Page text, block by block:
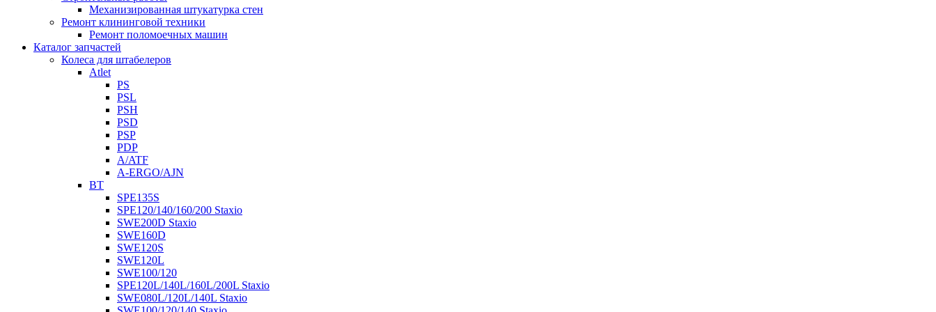
Механизированная штукатурка стен
Ремонт клининговой техники
Ремонт поломоечных машин
Каталог запчастей
Колеса для штабелеров
Atlet
PS
PSL
PSH
PSD
PSP
PDP
A/ATF
A-ERGO/AJN
BT
SPE135S
SPE120/140/160/200 Staxio
SWE200D Staxio
SWE160D
SWE120S
SWE120L
SWE100/120
SPE120L/140L/160L/200L Staxio
SWE080L/120L/140L Staxio